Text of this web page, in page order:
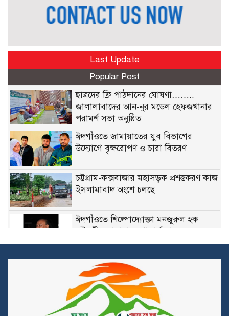
Last Update
Popular Post
ছাত্রদের ফ্রি পাঠদানের ঘোষণা……..
জালালাবাদের আন-নুর মডেল হেফজখানার
পরামর্শ সভা অনুষ্ঠিত
ঈদগাঁওতে জামায়াতের যুব বিভাগের
উদ্যোগে বৃক্ষরোপণ ও চারা বিতরণ
চট্টগ্রাম-কক্সবাজার মহাসড়ক প্রশস্তকরণ কাজ
ইসলামাবাদ অংশে চলছে
ঈদগাঁওতে শিল্পোদ্যোক্তা মনজুরুল হক
চৌধুরীর জানাযায় শোকার্ত মানুষের ঢল
দুর্নীতির মামলায় ঢাকা ব্যাংকের সাবেক ৪
কর্মকর্তার ২০ বছরের কারাদণ্ড, কার্যকর সাজা
১০ বছর
ট্রাইব্যুনালে ওবায়দুল কাদের–সাদ্দাম